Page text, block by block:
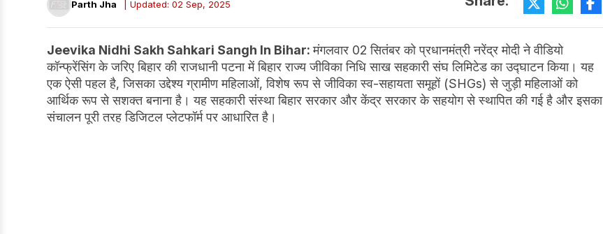
Parth Jha | Updated: 02 Sep, 2025
Jeevika Nidhi Sakh Sahkari Sangh In Bihar:मंगलवार 02 सितंबर को प्रधानमंत्री नरेंद्र मोदी ने वीडियो
कॉन्फ्रेंसिंग के जरिए बिहार की राजधानी पटना में बिहार राज्य जीविका निधि साख सहकारी संघ लिमिटेड का उद्घाटन किया। यह
एक ऐसी पहल है, जिसका उद्देश्य ग्रामीण महिलाओं, विशेष रूप से जीविका स्व-सहायता समूहों (SHGs) से जुड़ी महिलाओं को
आर्थिक रूप से सशक्त बनाना है। यह सहकारी संस्था बिहार सरकार और केंद्र सरकार के सहयोग से स्थापित की गई है और इसका
संचालन पूरी तरह डिजिटल प्लेटफॉर्म पर आधारित है।